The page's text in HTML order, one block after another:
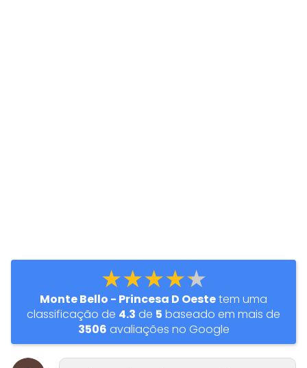
★★★★★
Monte Bello - Princesa D Oestetem uma
classificação de 4.3 de 5 baseado em mais de
3506 avaliações no Google